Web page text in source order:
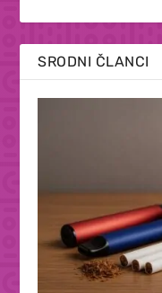
SRODNI ČLANCI